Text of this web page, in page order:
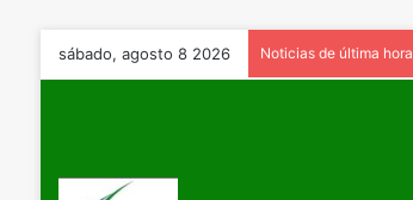
sábado, agosto 8 2026 Noticias de última hora